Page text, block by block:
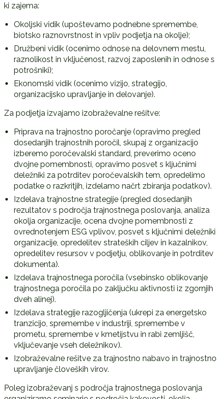
ki zajema:
Okoljski vidik (upoštevamo podnebne spremembe,
biotsko raznovrstnost in vpliv podjetja na okolje);
Družbeni vidik (ocenimo odnose na delovnem mestu,
raznolikost in vključenost, razvoj zaposlenih in odnose s
potrošniki);
Ekonomski vidik (ocenimo vizijo, strategijo,
organizacijsko upravljanje in delovanje).
Za podjetja izvajamo izobraževalne rešitve:
Priprava na trajnostno poročanje (opravimo pregled
dosedanjih trajnostnih poročil, skupaj z organizacijo
izberemo poročevalski standard, preverimo oceno
dvojne pomembnosti, opravimo posvet s ključnimi
deležniki za potrditev poročevalskih tem, opredelimo
podatke o razkritjih, izdelamo načrt zbiranja podatkov).
Izdelava trajnostne strategije (pregled dosedanjih
rezultatov s področja trajnostnega poslovanja, analiza
okolja organizacije, ocena dvojne pomembnosti z
ovrednotenjem ESG vplivov, posvet s ključnimi deležniki
organizacije, opredelitev strateških ciljev in kazalnikov,
opredelitev resursov v podjetju, oblikovanje in potrditev
dokumenta).
Izdelava trajnostnega poročila (vsebinsko oblikovanje
trajnostnega poročila po zaključku aktivnosti iz zgornjih
dveh alinej).
Izdelava strategije razogljičenja (ukrepi za energetsko
tranzicijo, spremembe v industriji, spremembe v
prometu, spremembe v kmetijstvu in rabi zemljišč,
vključevanje vseh deležnikov).
Izobraževalne rešitve za trajnostno nabavo in trajnostno
upravljanje človeških virov.
Poleg izobraževanj s področja trajnostnega poslovanja